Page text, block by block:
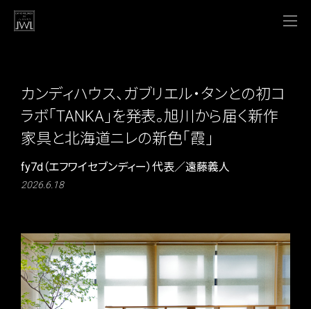
カンディハウス、ガブリエル・タンとの初コ
ラボ「TANKA」を発表。旭川から届く新作
家具と北海道ニレの新色「霞」
fy7d（エフワイセブンディー）代表／遠藤義人
2026.6.18